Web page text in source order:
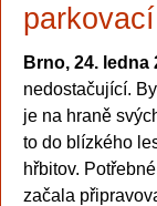
Brno, 24. ledna
nedostačující.
je na hraně
to do blízkého
hřbitov.
začala
návštěvníky, tak